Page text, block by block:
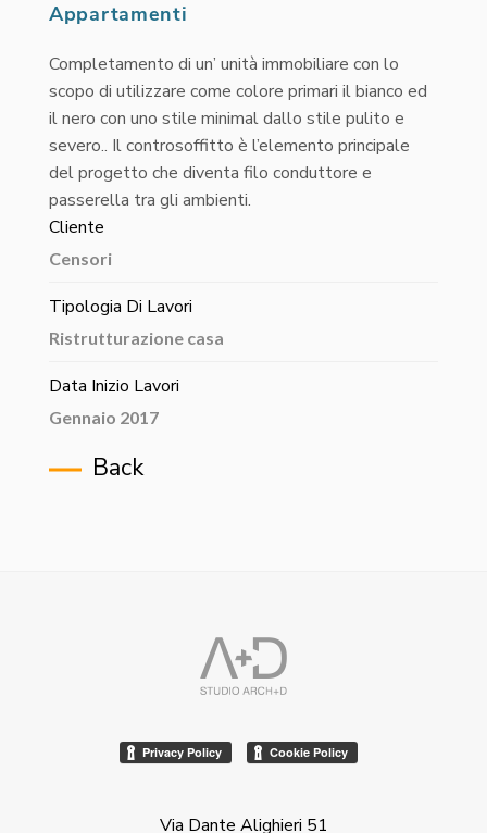
Appartamenti
Completamento di un’ unità immobiliare con lo
scopo di utilizzare come colore primari il bianco ed
il nero con uno stile minimal dallo stile pulito e
severo.. Il controsoffitto è l’elemento principale
del progetto che diventa filo conduttore e
passerella tra gli ambienti.
Cliente
Censori
Tipologia Di Lavori
Ristrutturazione casa
Data Inizio Lavori
Gennaio 2017
Back
Via Dante Alighieri 51